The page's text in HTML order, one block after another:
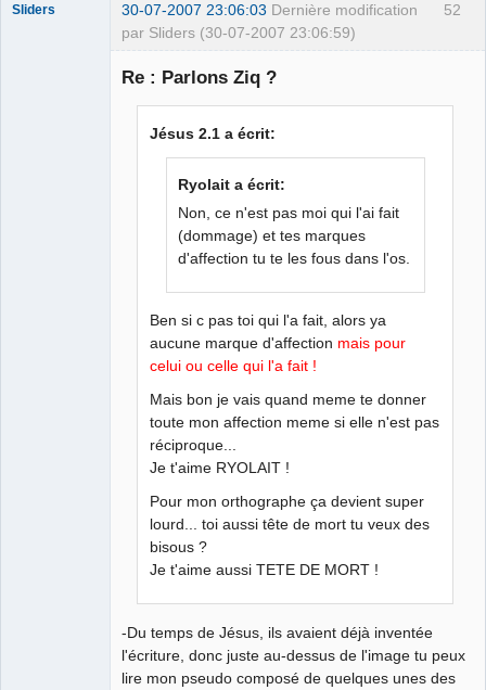
52
Sliders 30-07-2007 23:06:03 Dernière modification
par Sliders (30-07-2007 23:06:59)
Re : Parlons Ziq ?
Jésus 2.1 a écrit:
Ryolait a écrit:
Non, ce n'est pas moi qui l'ai fait
(dommage) et tes marques
d'affection tu te les fous dans l'os.
Ben si c pas toi qui l'a fait, alors ya
aucune marque d'affection mais pour
celui ou celle qui l'a fait !
Mais bon je vais quand meme te donner
toute mon affection meme si elle n'est pas
réciproque...
Je t'aime RYOLAIT !
Pour mon orthographe ça devient super
lourd... toi aussi tête de mort tu veux des
bisous ?
Je t'aime aussi TETE DE MORT !
-Du temps de Jésus, ils avaient déjà inventée
l'écriture, donc juste au-dessus de l'image tu peux
lire mon pseudo composé de quelques unes des